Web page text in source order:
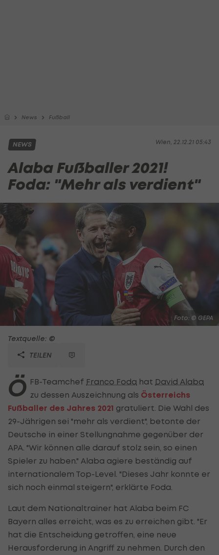
News Fußball
Wien, 22.12.21 05:43
NEWS
Alaba Fußballer 2021!
Foda: "Mehr als verdient"
Foto: © GEPA
Textquelle: ©
TEILEN
Ö FB-Teamchef Franco Foda hat David Alaba
zu dessen Auszeichnung als Österreichs
Fußballer des Jahres 2021 gratuliert. Die Wahl des
29-Jährigen sei "mehr als verdient", betonte der
Deutsche in einer Stellungnahme gegenüber der
APA. "Wir können alle darauf stolz sein, so einen
Spieler zu haben." Alaba agiere beständig auf
internationalem Top-Level. "Dieses Jahr konnte er
sich noch einmal steigern", erklärte Foda.
Laut dem Nationaltrainer hat Alaba beim FC
Bayern alles erreicht, was es zu erreichen gibt. "Er
hat die Entscheidung getroffen, eine neue
Herausforderung in Angriff zu nehmen. Durch den